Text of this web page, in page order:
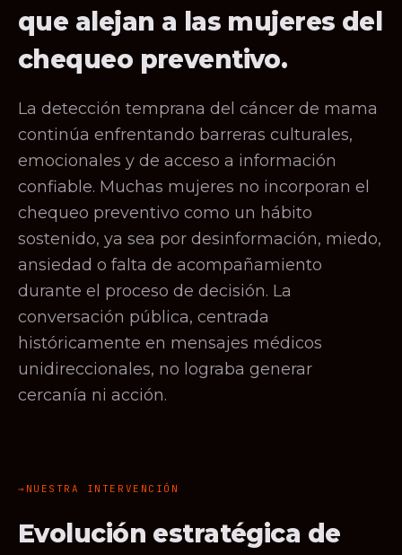
que alejan a las mujeres del
chequeo preventivo.
La detección temprana del cáncer de mama
continúa enfrentando barreras culturales,
emocionales y de acceso a información
confiable. Muchas mujeres no incorporan el
chequeo preventivo como un hábito
sostenido, ya sea por desinformación, miedo,
ansiedad o falta de acompañamiento
durante el proceso de decisión. La
conversación pública, centrada
históricamente en mensajes médicos
unidireccionales, no lograba generar
cercanía ni acción.
NUESTRA INTERVENCIÓN
Evolución estratégica de